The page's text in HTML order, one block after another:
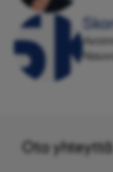
Ota yhteyttä